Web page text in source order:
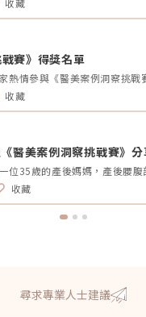
收藏
戰賽》得獎名單
收藏
醫美案例洞察挑戰賽》分
收藏
尋求專業人士建議